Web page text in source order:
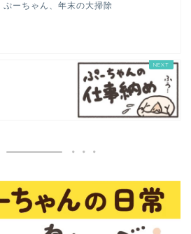
ぷーちゃん、年末の大掃除